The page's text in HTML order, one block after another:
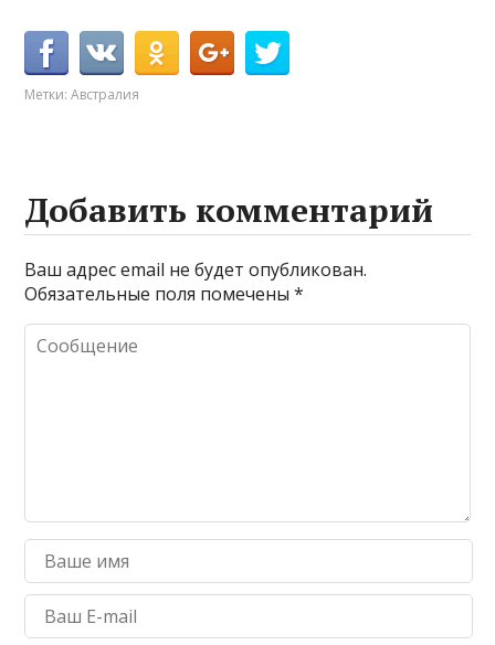
Метки:Австралия
Добавить комментарий
Ваш адрес email не будет опубликован.
Обязательные поля помечены*